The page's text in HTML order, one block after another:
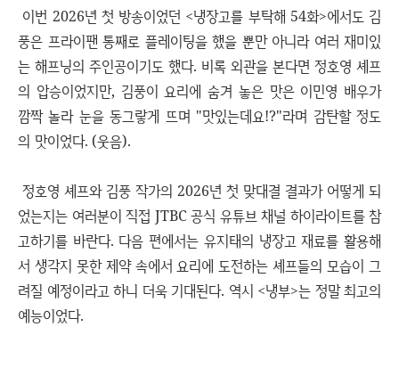
이번 2026년 첫 방송이었던 <냉장고를 부탁해 54화>에서도 김
풍은 프라이팬 통째로 플레이팅을 했을 뿐만 아니라 여러 재미있
는 해프닝의 주인공이기도 했다. 비록 외관을 본다면 정호영 셰프
의 압승이었지만, 김풍이 요리에 숨겨 놓은 맛은 이민영 배우가
깜짝 놀라 눈을 동그랗게 뜨며 "맛있는데요!?"라며 감탄할 정도
의 맛이었다. (웃음).
정호영 셰프와 김풍 작가의 2026년 첫 맞대결 결과가 어떻게 되
었는지는 여러분이 직접 JTBC 공식 유튜브 채널 하이라이트를 참
고하기를 바란다. 다음 편에서는 유지태의 냉장고 재료를 활용해
서 생각지 못한 제약 속에서 요리에 도전하는 셰프들의 모습이 그
려질 예정이라고 하니 더욱 기대된다. 역시 <냉부>는 정말 최고의
예능이었다.